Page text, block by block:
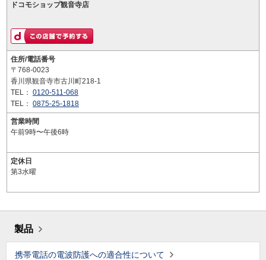
ドコモショップ観音寺店
住所/電話番号
〒768-0023
香川県観音寺市古川町218-1
TEL： 0120-511-068
TEL： 0875-25-1818
営業時間
午前9時〜午後6時
定休日
第3水曜
製品
携帯電話の電波防護への適合性について